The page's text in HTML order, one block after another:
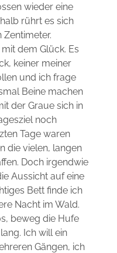
wieder eine
rührt es sich
Zentimeter.
dem Glück. Es
keiner meiner
und ich frage
Beine machen
der Graue sich in
noch
Tage waren
die vielen, langen
Doch irgendwie
Aussicht auf eine
Bett finde ich
Nacht im Wald.
beweg die Hufe
Ich will ein
Gängen, ich